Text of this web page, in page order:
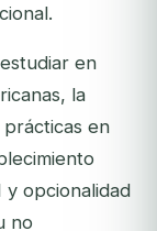
en
la
en
y opcionalidad
no